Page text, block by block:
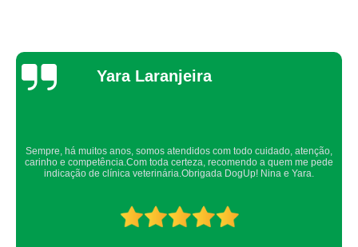
Thaynah Souza
Confio de olhos fechados os meus cachorros nos atendimentos da dog up,
os veterinários sempre são atenciosos e verificam todos os detalhes
possíveis.